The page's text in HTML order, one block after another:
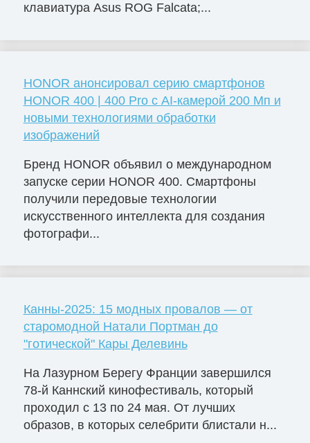
клавиатура Asus ROG Falcata;...
HONOR анонсировал серию смартфонов
HONOR 400 | 400 Pro с AI-камерой 200 Мп и
новыми технологиями обработки
изображений
Бренд HONOR объявил о международном
запуске серии HONOR 400. Смартфоны
получили передовые технологии
искусственного интеллекта для создания
фотографи...
Канны-2025: 15 модных провалов — от
старомодной Натали Портман до
"готической" Кары Делевинь
На Лазурном Берегу Франции завершился
78-й Каннский кинофестиваль, который
проходил с 13 по 24 мая. От лучших
образов, в которых селебрити блистали н...